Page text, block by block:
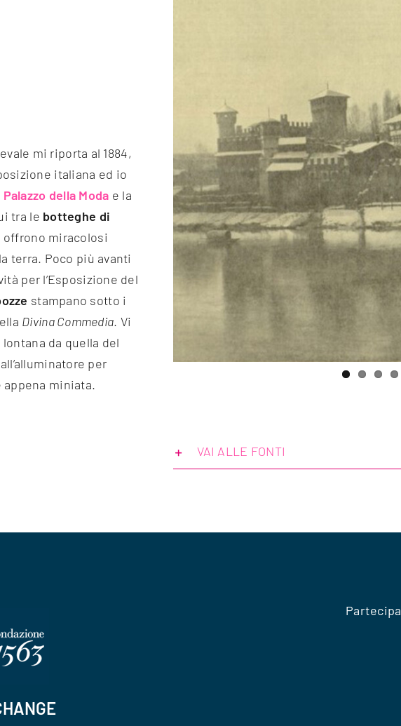
mi riporta al 1884,
italiana ed io
Palazzo della Moda e la
tra le botteghe di
miracolosi
terra. Poco più avanti
per l’Esposizione del
stampano sotto i
Divina Commedia. Vi
da quella del
per
miniata.
VAI ALLE FONTI
Partecipa